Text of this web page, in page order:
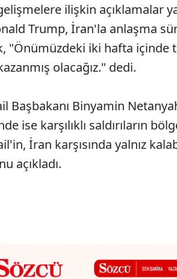
ilişkin açıklamalar
Trump, İran'la anlaşma
"Önümüzdeki iki hafta içinde
olacağız." dedi.
Başbakanı Binyamin
ise karşılıklı saldırıların
İran karşısında yalnız
açıkladı.